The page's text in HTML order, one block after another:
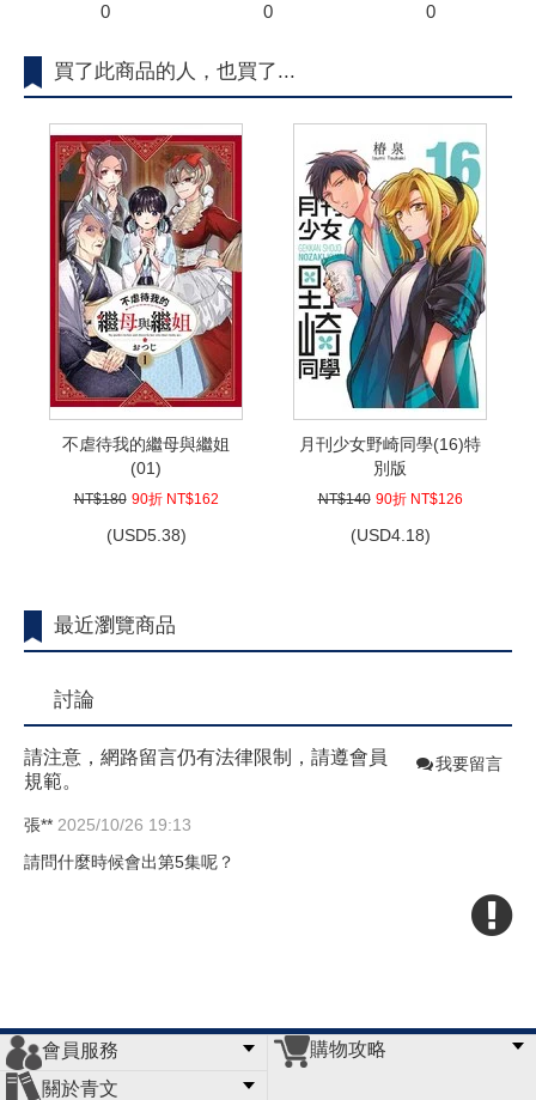
0
0
0
買了此商品的人，也買了...
不虐待我的繼母與繼姐
(01)
NT$180 90折 NT$162
(USD5.38)
月刊少女野崎同學(16)特
別版
NT$140 90折 NT$126
(USD4.18)
最近瀏覽商品
討論
請注意，網路留言仍有法律限制，請遵會員
規範。
我要留言
張** 2025/10/26 19:13
請問什麼時候會出第5集呢？
會員服務
會員辦法
客服信箱
隱私條款
網站導覽
購物攻略
關於青文